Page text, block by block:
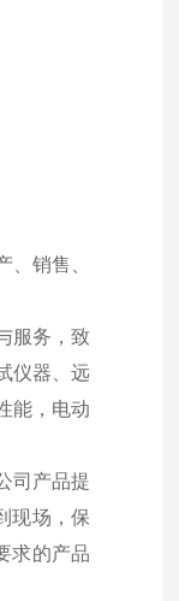
销售、
服务，致
仪器、远
能，电动
司产品提
现场，保
求的产品